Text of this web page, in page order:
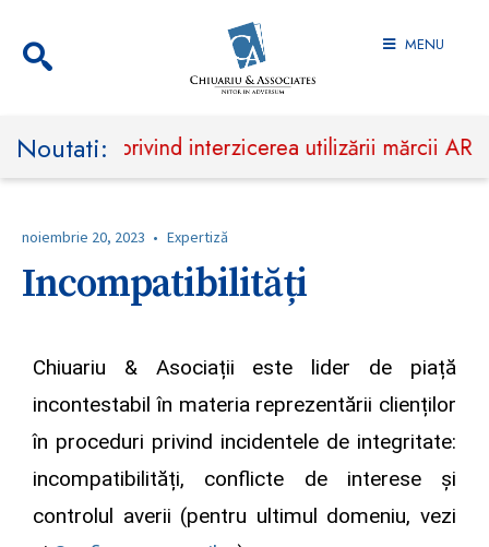
MENU
Noutati:privind interzicerea utilizării mărcii
noiembrie 20, 2023 • Expertiză
Incompatibilități
Chiuariu & Asociații este lider de piață
incontestabil în materia reprezentării clienților
în proceduri privind incidentele de integritate:
incompatibilități, conflicte de interese și
controlul averii (pentru ultimul domeniu, vezi